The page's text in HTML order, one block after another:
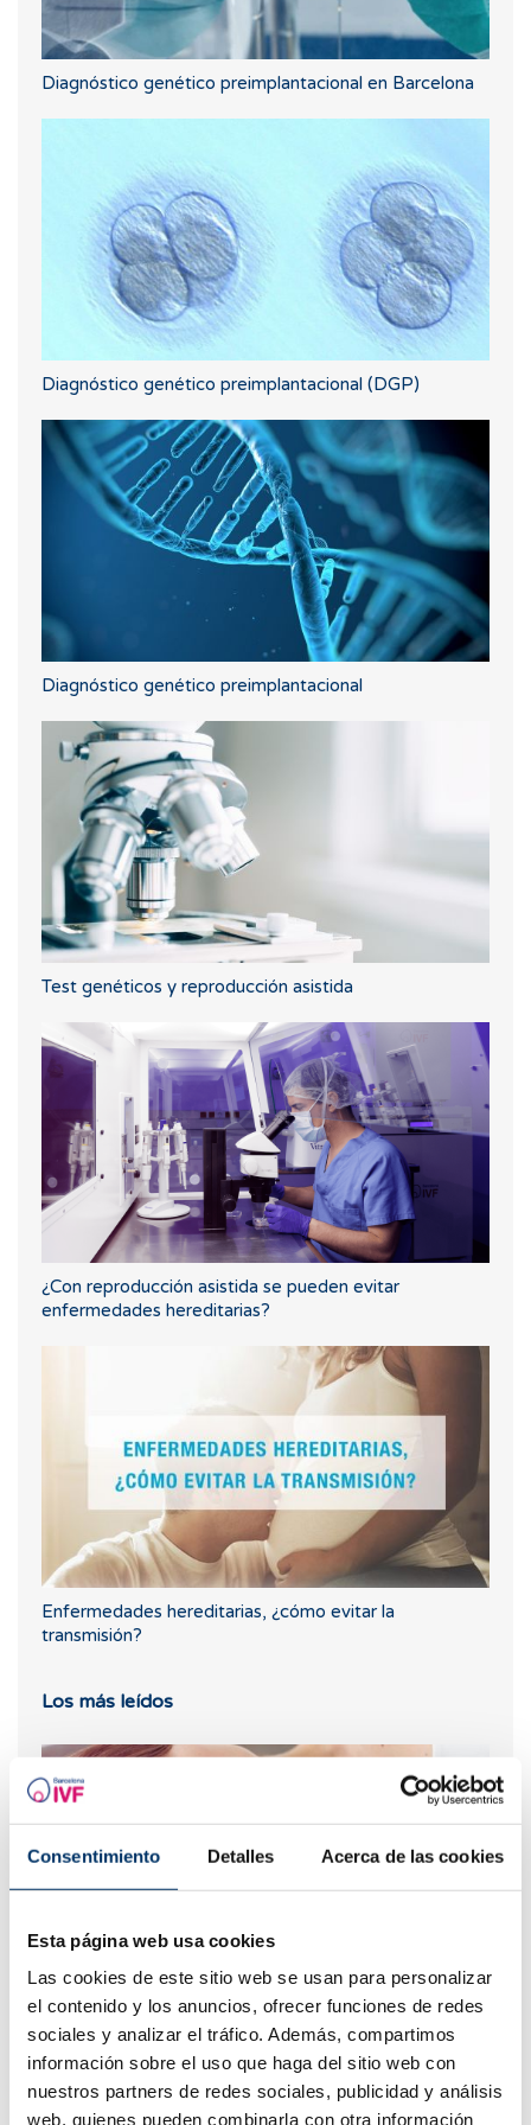
Consentimiento Detalles Acerca de las cookies
Esta página web usa cookies
Las cookies de este sitio web se usan para personalizar
el contenido y los anuncios, ofrecer funciones de redes
sociales y analizar el tráfico. Además, compartimos
información sobre el uso que haga del sitio web con
nuestros partners de redes sociales, publicidad y análisis
web, quienes pueden combinarla con otra información
Diagnóstico genético preimplantacional en Barcelona
Diagnóstico genético preimplantacional (DGP)
Diagnóstico genético preimplantacional
Test genéticos y reproducción asistida
¿Con reproducción asistida se pueden evitar
enfermedades hereditarias?
Enfermedades hereditarias, ¿cómo evitar la
transmisión?
Los más leídos
¿Puedo quedar embarazada si he tenido o tengo
quistes en los ovarios?